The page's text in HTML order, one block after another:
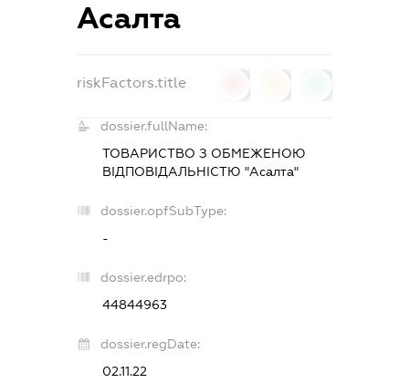
Асалта
riskFactors.title
dossier.fullName:
ТОВАРИСТВО З ОБМЕЖЕНОЮ
ВІДПОВІДАЛЬНІСТЮ "Асалта"
dossier.opfSubType:
-
dossier.edrpo:
44844963
dossier.regDate:
02.11.22